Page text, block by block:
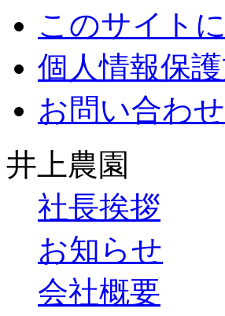
このサイト
個人情報保
お問い合わせ
井上農園
社長挨拶
お知らせ
会社概要